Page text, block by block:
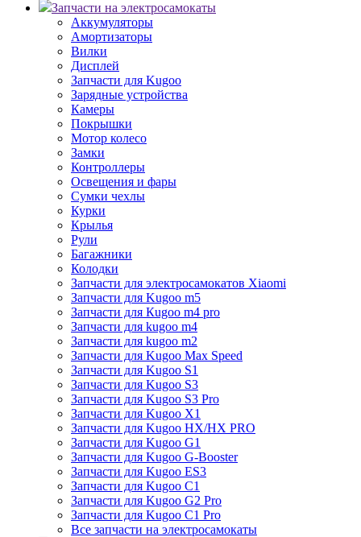
Запчасти на электросамокаты
Аккумуляторы
Амортизаторы
Вилки
Дисплей
Запчасти для Kugoo
Зарядные устройства
Камеры
Покрышки
Мотор колесо
Замки
Контроллеры
Освещения и фары
Сумки чехлы
Курки
Крылья
Рули
Багажники
Колодки
Запчасти для электросамокатов Xiaomi
Запчасти для Kugoo m5
Запчасти для Кugoo m4 pro
Запчасти для kugoo m4
Запчасти для kugoo m2
Запчасти для Kugoo Max Speed
Запчасти для Kugoo S1
Запчасти для Kugoo S3
Запчасти для Kugoo S3 Pro
Запчасти для Kugoo X1
Запчасти для Kugoo HX/HX PRO
Запчасти для Kugoo G1
Запчасти для Kugoo G-Booster
Запчасти для Kugoo ES3
Запчасти для Kugoo C1
Запчасти для Kugoo G2 Pro
Запчасти для Kugoo C1 Pro
Все запчасти на электросамокаты